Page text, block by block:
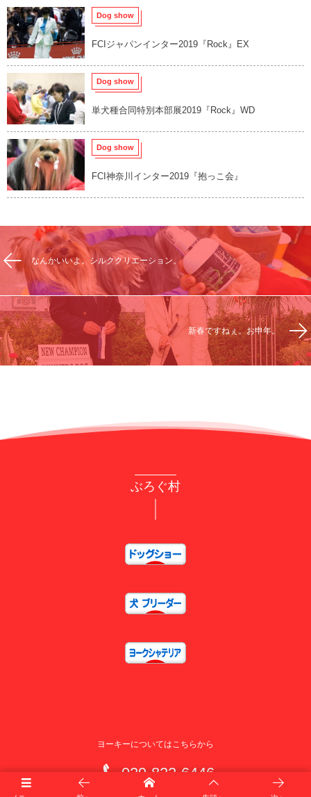
Dog show
FCIジャパンインター2019『Rock』EX
Dog show
単犬種合同特別本部展2019『Rock』WD
Dog show
FCI神奈川インター2019『抱っこ会』
なんかいいよ。シルククリエーション。
新春ですねぇ。お申年。
ぶろぐ村
ヨーキーについてはこちらから
029-822-6446